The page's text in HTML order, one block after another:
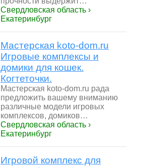
Свердловская область ›
Екатеринбург
Мастерская koto-dom.ru
Игровые комплексы и
домики для кошек.
Когтеточки.
Мастерская koto-dom.ru рада
предложить вашему вниманию
различные модели игровых
комплексов, домиков…
Свердловская область ›
Екатеринбург
Игровой комплекс для